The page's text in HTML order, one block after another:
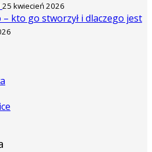
25 kwiecień 2026
kto go stworzył i dlaczego jest